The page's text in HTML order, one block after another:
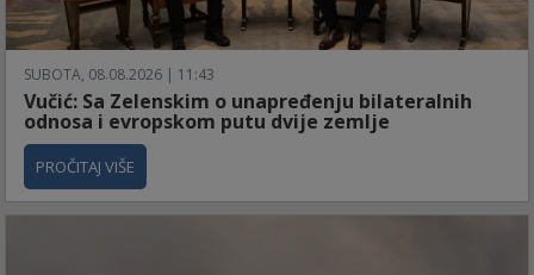
SUBOTA, 08.08.2026 | 11:43
Vučić: Sa Zelenskim o unapređenju bilateralnih
odnosa i evropskom putu dvije zemlje
PROČITAJ VIŠE